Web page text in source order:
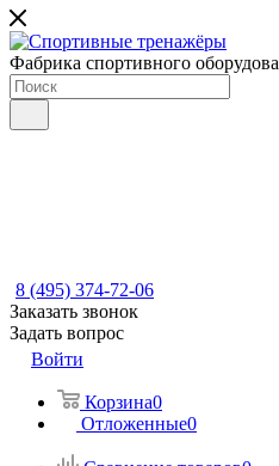
Фабрика спортивного
8 (495) 374-72-06
Заказать звонок
Задать вопрос
Войти
Корзина0
Отложенные0